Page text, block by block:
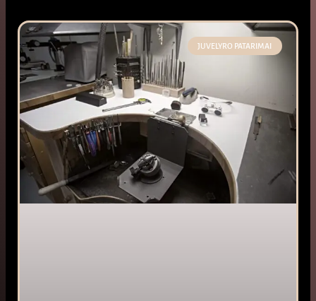
JUVELYRO PATARIMAI